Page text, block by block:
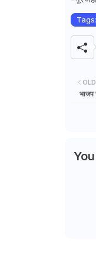
Tags:
भाजप